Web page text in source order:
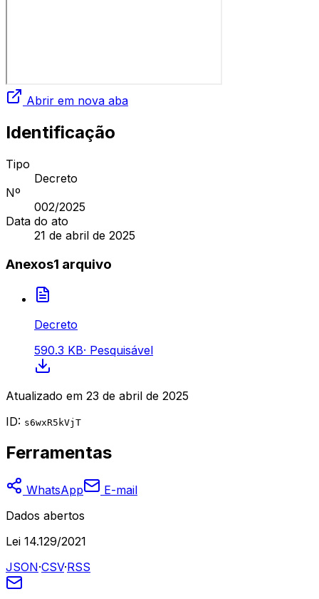
Abrir em nova aba
Identificação
Tipo
Decreto
Nº
002/2025
Data do ato
21 de abril de 2025
Anexos1 arquivo
Decreto
590.3 KB· Pesquisável
Atualizado em 23 de abril de 2025
ID: s6wxR5kVjT
Ferramentas
WhatsApp
E-mail
Dados abertos
Lei 14.129/2021
JSON·CSV·RSS